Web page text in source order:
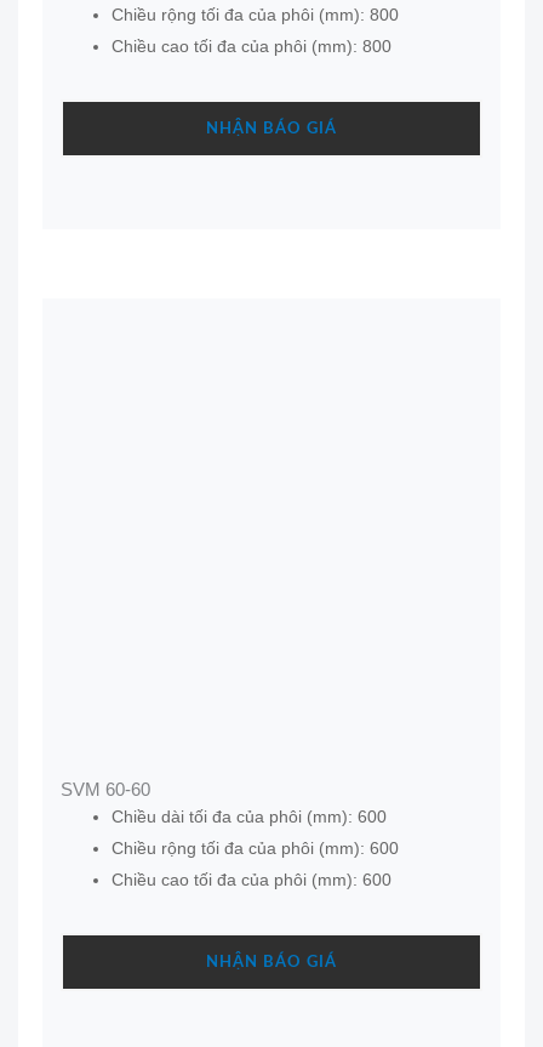
Chiều rộng tối đa của phôi (mm): 800
Chiều cao tối đa của phôi (mm): 800
NHẬN BÁO GIÁ
SVM 60-60
Chiều dài tối đa của phôi (mm): 600
Chiều rộng tối đa của phôi (mm): 600
Chiều cao tối đa của phôi (mm): 600
NHẬN BÁO GIÁ